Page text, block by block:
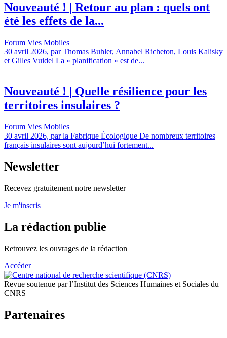
Nouveauté ! | Retour au plan : quels ont
été les effets de la...
Forum Vies Mobiles
30 avril 2026, par Thomas Buhler, Annabel Richeton, Louis Kalisky
et Gilles Vuidel La « planification » est de...
Nouveauté ! | Quelle résilience pour les
territoires insulaires ?
Forum Vies Mobiles
30 avril 2026, par la Fabrique Écologique De nombreux territoires
français insulaires sont aujourd’hui fortement...
Newsletter
Recevez gratuitement notre newsletter
Je m'inscris
La rédaction publie
Retrouvez les ouvrages de la rédaction
Accéder
Revue soutenue par l’Institut des Sciences Humaines et Sociales du
CNRS
Partenaires